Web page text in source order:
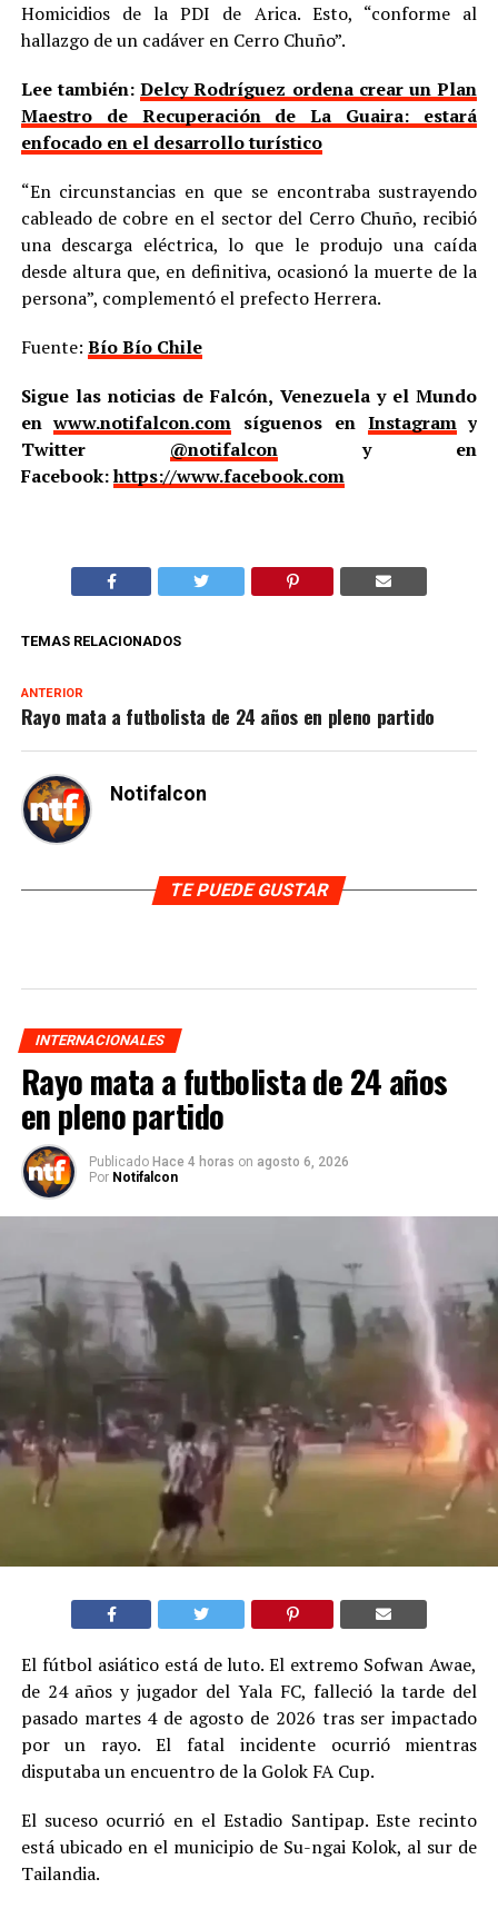
Homicidios de la PDI de Arica. Esto, “conforme al
hallazgo de un cadáver en Cerro Chuño”.
Lee también:Delcy Rodríguez ordena crear un Plan
Maestro de Recuperación de La Guaira: estará
enfocado en el desarrollo turístico
“En circunstancias en que se encontraba sustrayendo
cableado de cobre en el sector del Cerro Chuño, recibió
una descarga eléctrica, lo que le produjo una caída
desde altura que, en definitiva, ocasionó la muerte de la
persona”, complementó el prefecto Herrera.
Fuente: Bío Bío Chile
Sigue las noticias de Falcón, Venezuela y el Mundo
enwww.notifalcon.com síguenos en Instagramy
Twitter @notifalcony en
Facebook:https://www.facebook.com
TEMAS RELACIONADOS
ANTERIOR
Rayo mata a futbolista de 24 años en pleno partido
Notifalcon
TE PUEDE GUSTAR
INTERNACIONALES
Rayo mata a futbolista de 24 años
en pleno partido
Publicado Hace 4 horas on agosto 6, 2026
Por Notifalcon
El fútbol asiático está de luto. El extremo Sofwan Awae,
de 24 años y jugador del Yala FC, falleció la tarde del
pasado martes 4 de agosto de 2026 tras ser impactado
por un rayo. El fatal incidente ocurrió mientras
disputaba un encuentro de la Golok FA Cup.
El suceso ocurrió en el Estadio Santipap. Este recinto
está ubicado en el municipio de Su-ngai Kolok, al sur de
Tailandia.